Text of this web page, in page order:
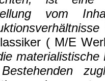
vom
( M/E
materialistische